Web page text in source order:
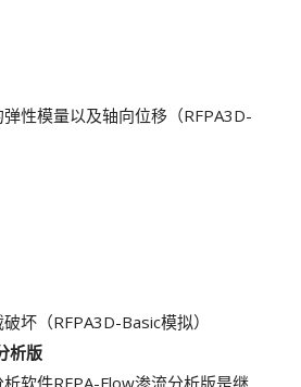
性模量以及轴向位移（RFPA3D-
坏（RFPA3D-Basic模拟）
析版